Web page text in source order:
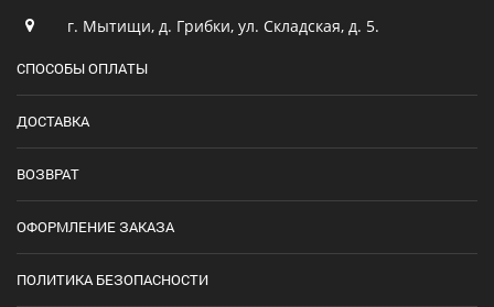
г. Мытищи, д. Грибки, ул. Складская, д. 5.
СПОСОБЫ ОПЛАТЫ
ДОСТАВКА
ВОЗВРАТ
ОФОРМЛЕНИЕ ЗАКАЗА
ПОЛИТИКА БЕЗОПАСНОСТИ